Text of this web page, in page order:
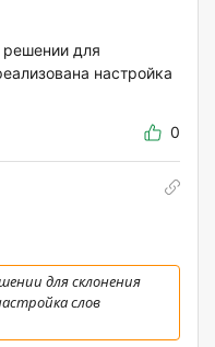
для
настройка
0
для склонения
слов